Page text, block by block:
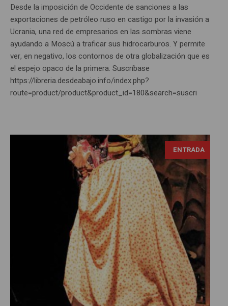
Desde la imposición de Occidente de sanciones a las
exportaciones de petróleo ruso en castigo por la invasión a
Ucrania, una red de empresarios en las sombras viene
ayudando a Moscú a traficar sus hidrocarburos. Y permite
ver, en negativo, los contornos de otra globalización que es
el espejo opaco de la primera. Suscríbase
https://libreria.desdeabajo.info/index.php?
route=product/product&product_id=180&search=suscri
ENTRADA